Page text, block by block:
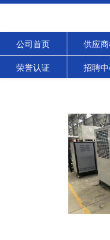
公司首页 供应
荣誉认证 招聘